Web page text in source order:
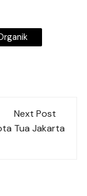
Next Post
Tua Jakarta